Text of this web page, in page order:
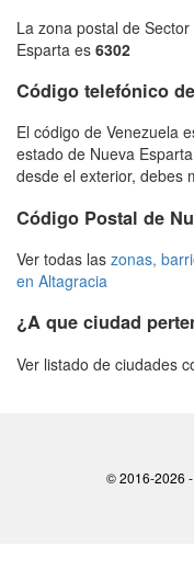
La zona postal de
Esparta es 6302
Código telefónico
El código de Venezuela
estado de Nueva
desde el exterior, debes
Código Postal de
Ver todas las zonas,
en Altagracia
¿A que ciudad
Ver listado de ciudades
© 2016-2026